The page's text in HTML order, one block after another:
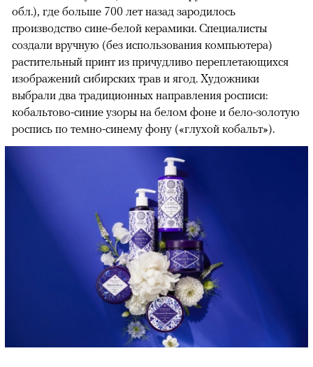
обл.), где больше 700 лет назад зародилось
производство сине-белой керамики. Специалисты
создали вручную (без использования компьютера)
растительный принт из причудливо переплетающихся
изображений сибирских трав и ягод. Художники
выбрали два традиционных направления росписи:
кобальтово-синие узоры на белом фоне и бело-золотую
роспись по темно-синему фону («глухой кобальт»).